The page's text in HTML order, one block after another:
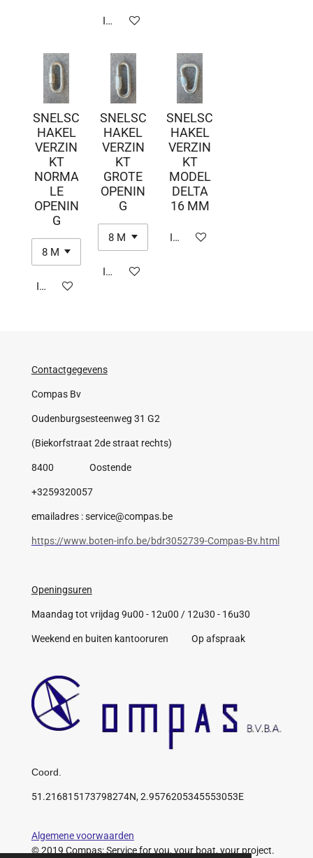
In winkelwagen
SNELSC
HAKEL
VERZIN
KT
NORMA
LE
OPENIN
G
In winkelwagen
SNELSC
HAKEL
VERZIN
KT
GROTE
OPENIN
G
In winkelwagen
SNELSC
HAKEL
VERZIN
KT
MODEL
DELTA
16 MM
In winkelwagen
Contactgegevens
Compas Bv
Oudenburgsesteenweg 31 G2
(Biekorfstraat 2de straat rechts)
8400 Oostende
+3259320057
emailadres : service@compas.be
https://www.boten-info.be/bdr3052739-Compas-Bv.html
Openingsuren
Maandag tot vrijdag 9u00 - 12u00 / 12u30 - 16u30
Weekend en buiten kantooruren Op afspraak
Coord.
51.216815173798274N, 2.9576205345553053E
Algemene voorwaarden
© 2019 Compas: Service for you, your boat, your project.